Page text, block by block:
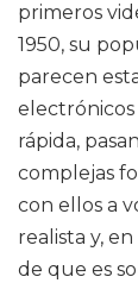
primeros
1950, su
parecen
rápida,
complejas
con ellos a
realista y,
de que es